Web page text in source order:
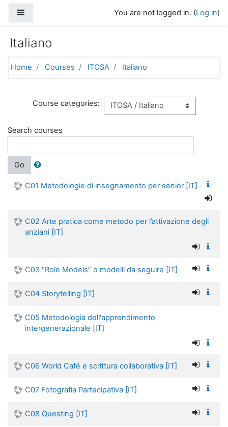
You are not logged in. (Log in)
Italiano
Home Courses ITOSA Italiano
Course categories:
Search courses
Go
C01 Metodologie di insegnamento per senior [IT]
C02 Arte pratica come metodo per l’attivazione degli
anziani [IT]
C03 “Role Models” o modelli da seguire [IT]
C04 Storytelling [IT]
C05 Metodologia dell'apprendimento
intergenerazionale [IT]
C06 World Café e scrittura collaborativa [IT]
C07 Fotografia Partecipativa [IT]
C08 Questing [IT]